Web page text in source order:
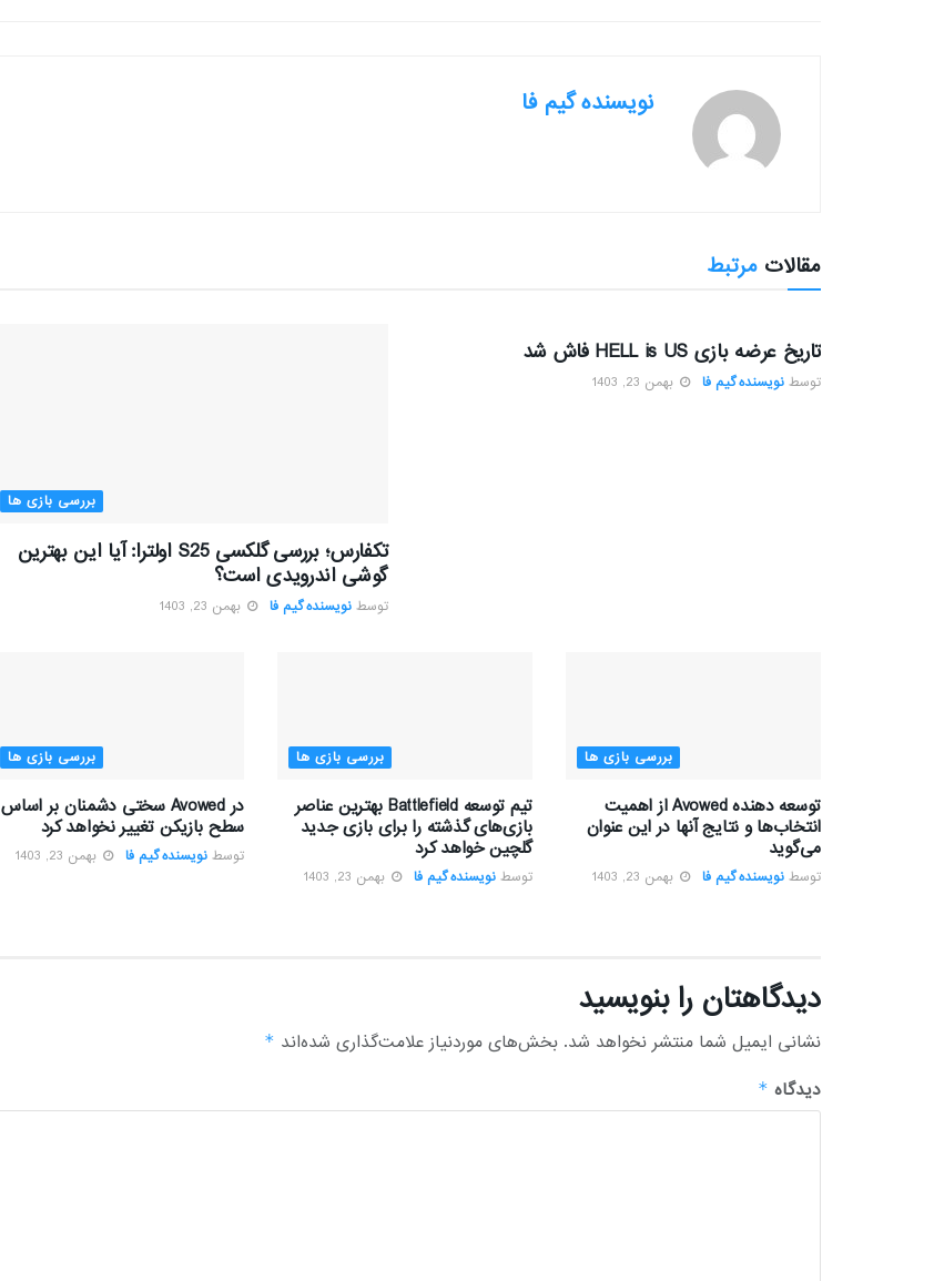
نویسنده گیم فا
مقالات مرتبط
تاریخ عرضه بازی HELL is US فاش شد
توسط نویسنده گیم فا بهمن 23, 1403
بررسی بازی ها
تکفارس؛ بررسی گلکسی S25 اولترا: آیا این بهترین
گوشی اندرویدی است؟
توسط نویسنده گیم فا بهمن 23, 1403
بررسی بازی ها
توسعه دهنده Avowed از اهمیت
انتخاب‌ها و نتایج آنها در این عنوان
می‌گوید
توسط نویسنده گیم فا بهمن 23, 1403
بررسی بازی ها
تیم توسعه Battlefield بهترین عناصر
بازی‌های گذشته را برای بازی جدید
گلچین خواهد کرد
توسط نویسنده گیم فا بهمن 23, 1403
بررسی بازی ها
در Avowed سختی دشمنان بر اساس
سطح بازیکن تغییر نخواهد کرد
توسط نویسنده گیم فا بهمن 23, 1403
دیدگاهتان را بنویسید
نشانی ایمیل شما منتشر نخواهد شد. بخش‌های موردنیاز علامت‌گذاری شده‌اند *
دیدگاه *